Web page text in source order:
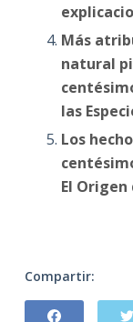
Más
natural
las
Los
El Origen
Compartir: